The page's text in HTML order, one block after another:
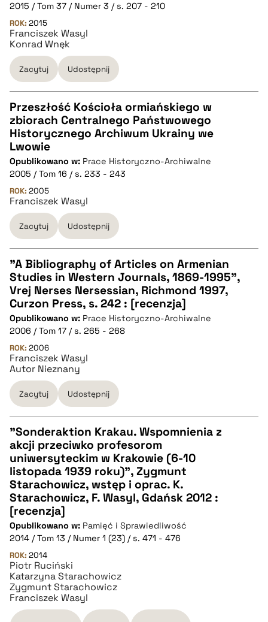
pobierz cytat
BIBTEX
pobierz cytat
2015 / Tom 37 / Numer 3 / s. 207 - 210
ROK: 2015
Franciszek Wasyl
Konrad Wnęk
Zacytuj Udostępnij
CZYSTY TEKST
pobierz cytat
BIBTEX
pobierz cytat
Przeszłość Kościoła ormiańskiego w
zbiorach Centralnego Państwowego
Historycznego Archiwum Ukrainy we
Lwowie
Opublikowano w: Prace Historyczno-Archiwalne
2005 / Tom 16 / s. 233 - 243
ROK: 2005
Franciszek Wasyl
Zacytuj Udostępnij
CZYSTY TEKST
pobierz cytat
BIBTEX
pobierz cytat
"A Bibliography of Articles on Armenian
Studies in Western Journals, 1869-1995",
Vrej Nerses Nersessian, Richmond 1997,
Curzon Press, s. 242 : [recenzja]
Opublikowano w: Prace Historyczno-Archiwalne
2006 / Tom 17 / s. 265 - 268
ROK: 2006
Franciszek Wasyl
Autor Nieznany
Zacytuj Udostępnij
CZYSTY TEKST
pobierz cytat
BIBTEX
pobierz cytat
"Sonderaktion Krakau. Wspomnienia z
akcji przeciwko profesorom
uniwersyteckim w Krakowie (6-10
listopada 1939 roku)", Zygmunt
Starachowicz, wstęp i oprac. K.
Starachowicz, F. Wasyl, Gdańsk 2012 :
[recenzja]
Opublikowano w: Pamięć i Sprawiedliwość
2014 / Tom 13 / Numer 1 (23) / s. 471 - 476
ROK: 2014
Piotr Ruciński
Katarzyna Starachowicz
Zygmunt Starachowicz
Franciszek Wasyl